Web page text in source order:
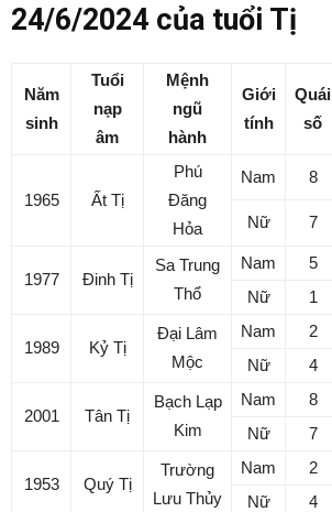
24/6/2024 của tuổi Tị
Năm
sinh
Tuổi
nạp
âm
Mệnh
ngũ
hành
Giới
tính
Quái
số
1965 Ất Tị
Phú
Đăng
Hỏa
Nam 8
Nữ 7
1977 Đinh Tị
Sa Trung
Thổ
Nam 5
Nữ
1
1989 Kỷ Tị
Đại Lâm
Mộc
Nam 2
Nữ
4
2001 Tân Tị
Bạch Lạp
Kim
Nam 8
Nữ
7
1953 Quý Tị
Trường
Lưu Thủy
Nam 2
Nữ
4